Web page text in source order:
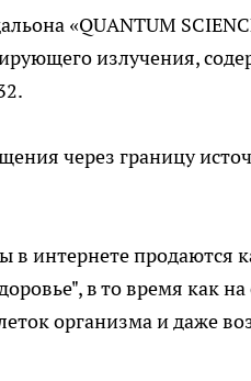
«QUANTUM
излучения,
через границу
интернете продаются
в то время как
организма и даже